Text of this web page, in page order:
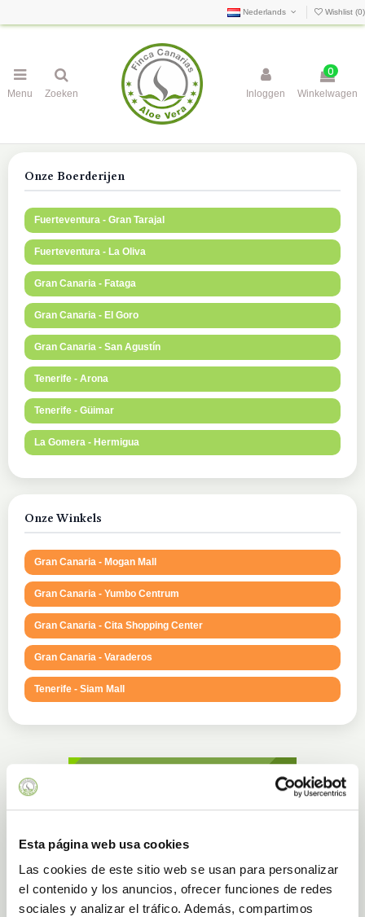
Esta página web usa cookies
Las cookies de este sitio web se usan para personalizar
el contenido y los anuncios, ofrecer funciones de redes
sociales y analizar el tráfico. Además, compartimos
Nederlands Wishlist (0)
Menu Zoeken Inloggen
0
Winkelwagen
Onze Boerderijen
Fuerteventura - Gran Tarajal
Fuerteventura - La Oliva
Gran Canaria - Fataga
Gran Canaria - El Goro
Gran Canaria - San Agustín
Tenerife - Arona
Tenerife - Güimar
La Gomera - Hermigua
Onze Winkels
Gran Canaria - Mogan Mall
Gran Canaria - Yumbo Centrum
Gran Canaria - Cita Shopping Center
Gran Canaria - Varaderos
Tenerife - Siam Mall